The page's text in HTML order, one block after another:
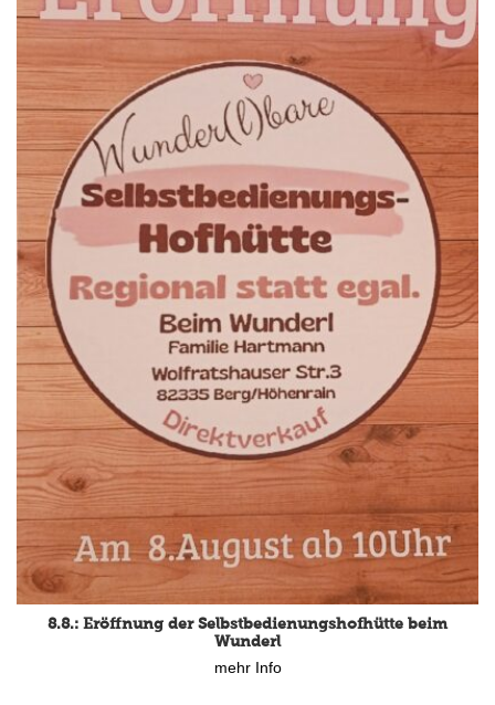
8.8.: Eröffnung der Selbstbedienungshofhütte beim
Wunderl
mehr Info